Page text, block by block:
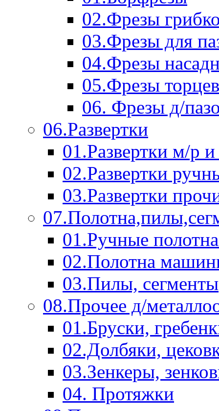
02.Фрезы
03.Фрезы для
04.Фрезы
05.Фрезы
06. Фрезы д/
06.Развертки
01.Развертки м/р
02.Развертки
03.Развертки
01.Ручные
02.Полотна
03.Пилы, сегменты
08.Прочее д/
01.Бруски,
02.Долбяки,
03.Зенкеры,
04. Протяжки